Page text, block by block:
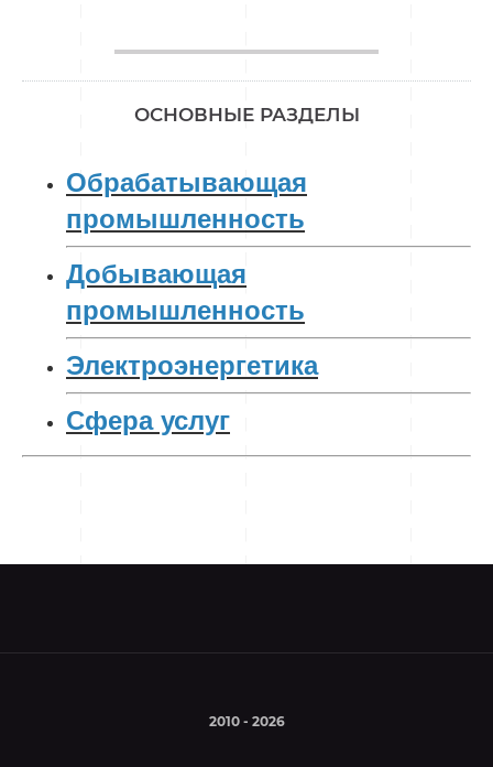
________________
ОСНОВНЫЕ РАЗДЕЛЫ
Обрабатывающая
промышленность
Добывающая
промышленность
Электроэнергетика
Сфера услуг
2010 - 2026